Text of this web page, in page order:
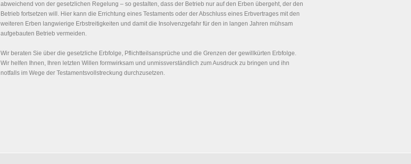
abweichend von der gesetzlichen Regelung – so gestalten, dass der Betrieb nur auf den Erben übergeht, der den
Betrieb fortsetzen will. Hier kann die Errichtung eines Testaments oder der Abschluss eines Erbvertrages mit den
weiteren Erben langwierige Erbstreitigkeiten und damit die Insolvenzgefahr für den in langen Jahren mühsam
aufgebauten Betrieb vermeiden.
Wir beraten Sie über die gesetzliche Erbfolge, Pflichtteilsansprüche und die Grenzen der gewillkürten Erbfolge.
Wir helfen Ihnen, Ihren letzten Willen formwirksam und unmissverständlich zum Ausdruck zu bringen und ihn
notfalls im Wege der Testamentsvollstreckung durchzusetzen.